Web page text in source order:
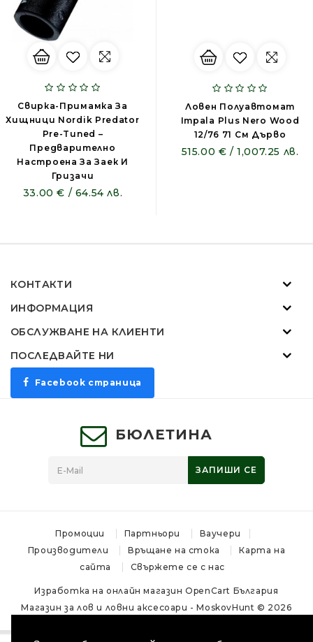
Свирка-Примамка За
Хищници Nordik Predator
Pre-Tuned –
Предварително
Настроена За Заек И
Гризачи
33.00 € / 64.54 лв.
Ловен Полуавтомат
Impala Plus Nero Wood
12/76 71 См Дърво
515.00 € / 1,007.25 лв.
КОНТАКТИ
ИНФОРМАЦИЯ
ОБСЛУЖВАНЕ НА КЛИЕНТИ
ПОСЛЕДВАЙТЕ НИ
Facebook страница
БЮЛЕТИНА
ЗАПИШИ СЕ
Промоции Партньори
Ваучери
Производители
Връщане на стока
Карта на
сайта
Свържете се с нас
Изработка на онлайн магазинOpenCart България
Магазин за лов и ловни аксесоари - MoskovHunt © 2026